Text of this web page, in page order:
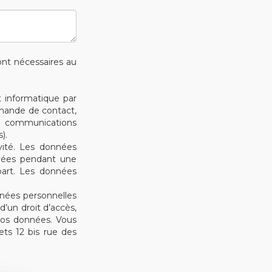
nécessaires au
informatique par
de contact,
Les données
pendant une
Les données
personnelles
droit d’accès,
données. Vous
12 bis rue des